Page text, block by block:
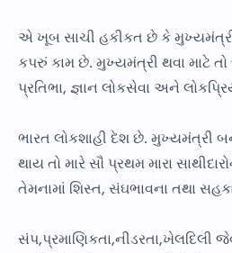
એ ખૂબ સાચી હકીકત છે કે
કપરું કામ છે. મુખ્યમંત્રી થવા માટે
પ્રતિભા, જ્ઞાન લોકસેવા અને
ભારત લોકશાહી દેશ છે. મુખ્યમંત્રી
થાય તો મારે સૌ પ્રથમ મારા
તેમનામાં શિસ્ત, સંઘભાવના તથા
સંપ,પ્રમાણિકતા,નીડરતા,ખેલદિલી